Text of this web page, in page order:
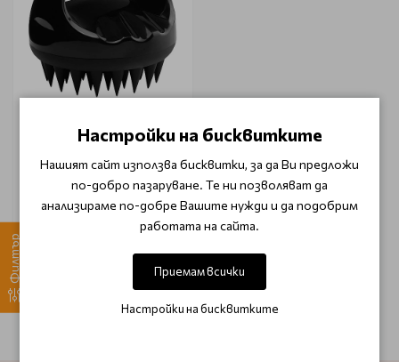
Филтър
Премиум масажна четка
€ 6.90 (13.50 лв.)
Настройки на бисквитките
Нашият сайт използва бисквитки, за да Ви предложи
по-добро пазаруване. Те ни позволяват да
анализираме по-добре Вашите нужди и да подобрим
работата на сайта.
Приемам всички
Настройки на бисквитките